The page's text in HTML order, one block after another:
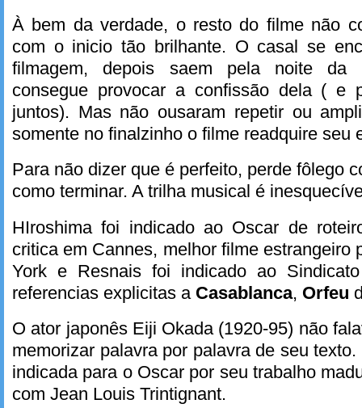
À bem da verdade, o resto do filme não
com o inicio tão brilhante. O casal se
filmagem, depois saem pela noite da
consegue provocar a confissão dela ( e
juntos). Mas não ousaram repetir ou
somente no finalzinho o filme readquire seu
Para não dizer que é perfeito, perde fôlego
como terminar. A trilha musical é
HIroshima foi indicado ao Oscar de
critica em Cannes, melhor filme estrangeiro
York e Resnais foi indicado ao
referencias explicitas a Casablanca, Orfeu
O ator japonês Eiji Okada (1920-95) não
memorizar palavra por palavra de seu
indicada para o Oscar por seu trabalho
com Jean Louis Trintignant.